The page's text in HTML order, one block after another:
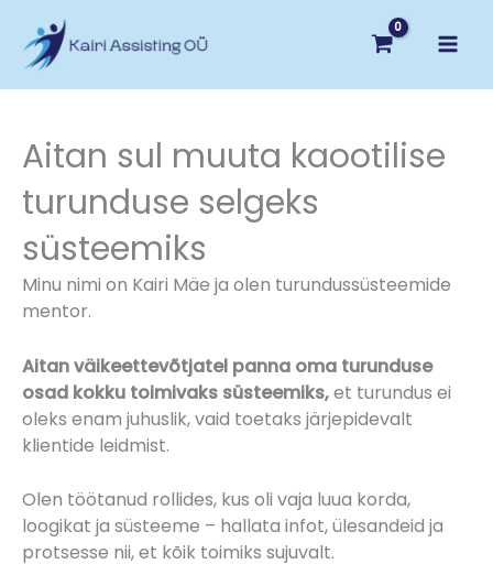
content
Aitan sul muuta kaootilise
turunduse selgeks
süsteemiks
Minu nimi on Kairi Mäe ja olen turundussüsteemide
mentor.
Aitan väikeettevõtjatel panna oma turunduse
osad kokku toimivaks süsteemiks,et turundus ei
oleks enam juhuslik, vaid toetaks järjepidevalt
klientide leidmist.
Olen töötanud rollides, kus oli vaja luua korda,
loogikat ja süsteeme – hallata infot, ülesandeid ja
protsesse nii, et kõik toimiks sujuvalt.